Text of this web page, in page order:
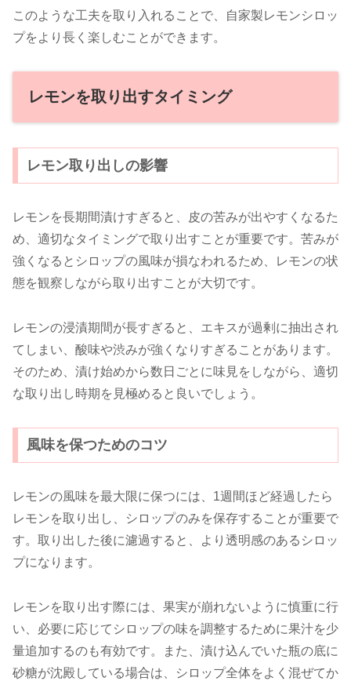
このような工夫を取り入れることで、自家製レモンシロッ
プをより長く楽しむことができます。
レモンを取り出すタイミング
レモン取り出しの影響
レモンを長期間漬けすぎると、皮の苦みが出やすくなるた
め、適切なタイミングで取り出すことが重要です。苦みが
強くなるとシロップの風味が損なわれるため、レモンの状
態を観察しながら取り出すことが大切です。
レモンの浸漬期間が長すぎると、エキスが過剰に抽出され
てしまい、酸味や渋みが強くなりすぎることがあります。
そのため、漬け始めから数日ごとに味見をしながら、適切
な取り出し時期を見極めると良いでしょう。
風味を保つためのコツ
レモンの風味を最大限に保つには、1週間ほど経過したら
レモンを取り出し、シロップのみを保存することが重要で
す。取り出した後に濾過すると、より透明感のあるシロッ
プになります。
レモンを取り出す際には、果実が崩れないように慎重に行
い、必要に応じてシロップの味を調整するために果汁を少
量追加するのも有効です。また、漬け込んでいた瓶の底に
砂糖が沈殿している場合は、シロップ全体をよく混ぜてか